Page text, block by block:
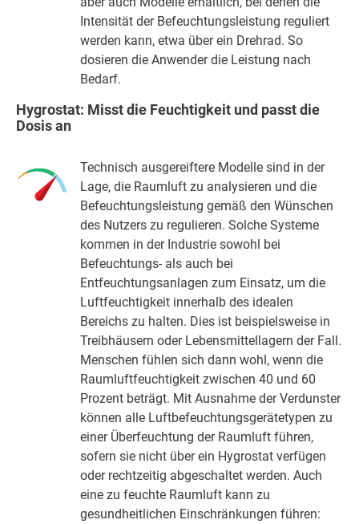
Intensität der Befeuchtungsleistung reguliert
werden kann, etwa über ein Drehrad. So
dosieren die Anwender die Leistung nach
Bedarf.
Hygrostat: Misst die Feuchtigkeit und passt die
Dosis an
Technisch ausgereiftere Modelle sind in der
Lage, die Raumluft zu analysieren und die
Befeuchtungsleistung gemäß den Wünschen
des Nutzers zu regulieren. Solche Systeme
kommen in der Industrie sowohl bei
Befeuchtungs- als auch bei
Entfeuchtungsanlagen zum Einsatz, um die
Luftfeuchtigkeit innerhalb des idealen
Bereichs zu halten. Dies ist beispielsweise in
Treibhäusern oder Lebensmittellagern der Fall.
Menschen fühlen sich dann wohl, wenn die
Raumluftfeuchtigkeit zwischen 40 und 60
Prozent beträgt. Mit Ausnahme der Verdunster
können alle Luftbefeuchtungsgerätetypen zu
einer Überfeuchtung der Raumluft führen,
sofern sie nicht über ein Hygrostat verfügen
oder rechtzeitig abgeschaltet werden. Auch
eine zu feuchte Raumluft kann zu
gesundheitlichen Einschränkungen führen: